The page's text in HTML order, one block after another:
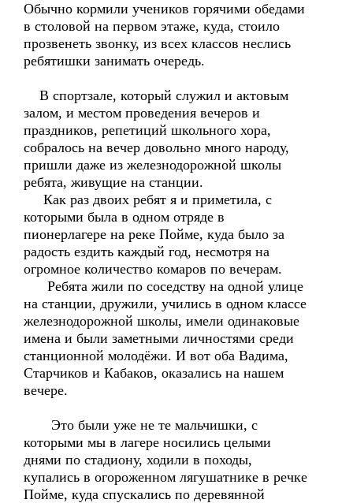
Обычно кормили учеников горячими обедами
в столовой на первом этаже, куда, стоило
прозвенеть звонку, из всех классов неслись
ребятишки занимать очередь.
В спортзале, который служил и актовым
залом, и местом проведения вечеров и
праздников, репетиций школьного хора,
собралось на вечер довольно много народу,
пришли даже из железнодорожной школы
ребята, живущие на станции.
Как раз двоих ребят я и приметила, с
которыми была в одном отряде в
пионерлагере на реке Пойме, куда было за
радость ездить каждый год, несмотря на
огромное количество комаров по вечерам.
Ребята жили по соседству на одной улице
на станции, дружили, учились в одном классе
железнодорожной школы, имели одинаковые
имена и были заметными личностями среди
станционной молодёжи. И вот оба Вадима,
Старчиков и Кабаков, оказались на нашем
вечере.
Это были уже не те мальчишки, с
которыми мы в лагере носились целыми
днями по стадиону, ходили в походы,
купались в огороженном лягушатнике в речке
Пойме, куда спускались по деревянной